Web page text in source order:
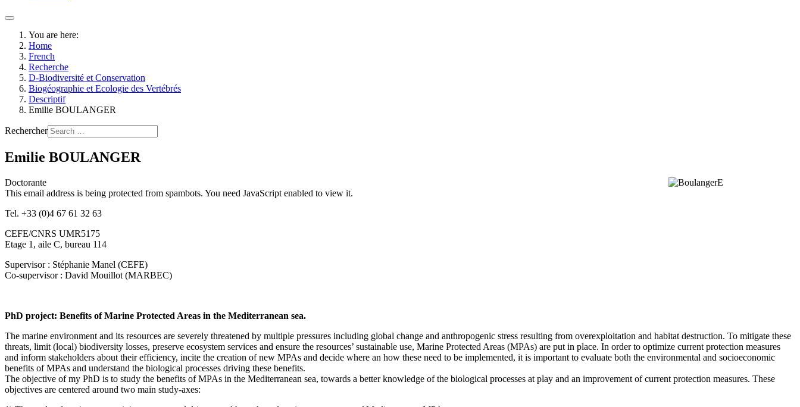
You are here:
Home
French
Recherche
D-Biodiversité et Conservation
Biogéographie et Ecologie des Vertébrés
Descriptif
Emilie BOULANGER
Rechercher
Emilie BOULANGER
Doctorante
This email address is being protected from spambots. You need JavaScript enabled to view it.
Tel. +33 (0)4 67 61 32 63
CEFE/CNRS UMR5175
Etage 1, aile C, bureau 114
Supervisor : Stéphanie Manel (CEFE)
Co-supervisor : David Mouillot (MARBEC)
PhD project: Benefits of Marine Protected Areas in the Mediterranean sea.
The marine environment and its resources are severely threatened by multiple pressures including global change and anthropogenic stress resulting from overexploitation and habitat destruction. To mitigate these
threats, limit (local) biodiversity losses, preserve ecosystem services and ensure the resources’ sustainable use, Marine Protected Areas (MPAs) are put in place. In order to optimize current protection measures
and inform stakeholders about their efficiency, incite the creation of new MPAs and decide where an how these need to be implemented, it is important to evaluate both the environmental and socioeconomic
benefits of MPAs and understand the biological processes driving these benefits.
The objective of my PhD is to study the benefits of MPAs in the Mediterranean sea, towards a better knowledge of the biological processes at play and an improvement of current protection measures. These
objectives are centered around two main study-axes: